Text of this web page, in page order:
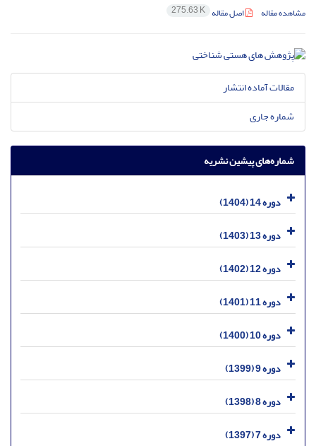
مشاهده مقاله اصل مقاله 275.63 K
مقالات آماده انتشار
شماره جاری
شماره‌های پیشین نشریه
دوره 14 (1404)
دوره 13 (1403)
دوره 12 (1402)
دوره 11 (1401)
دوره 10 (1400)
دوره 9 (1399)
دوره 8 (1398)
دوره 7 (1397)